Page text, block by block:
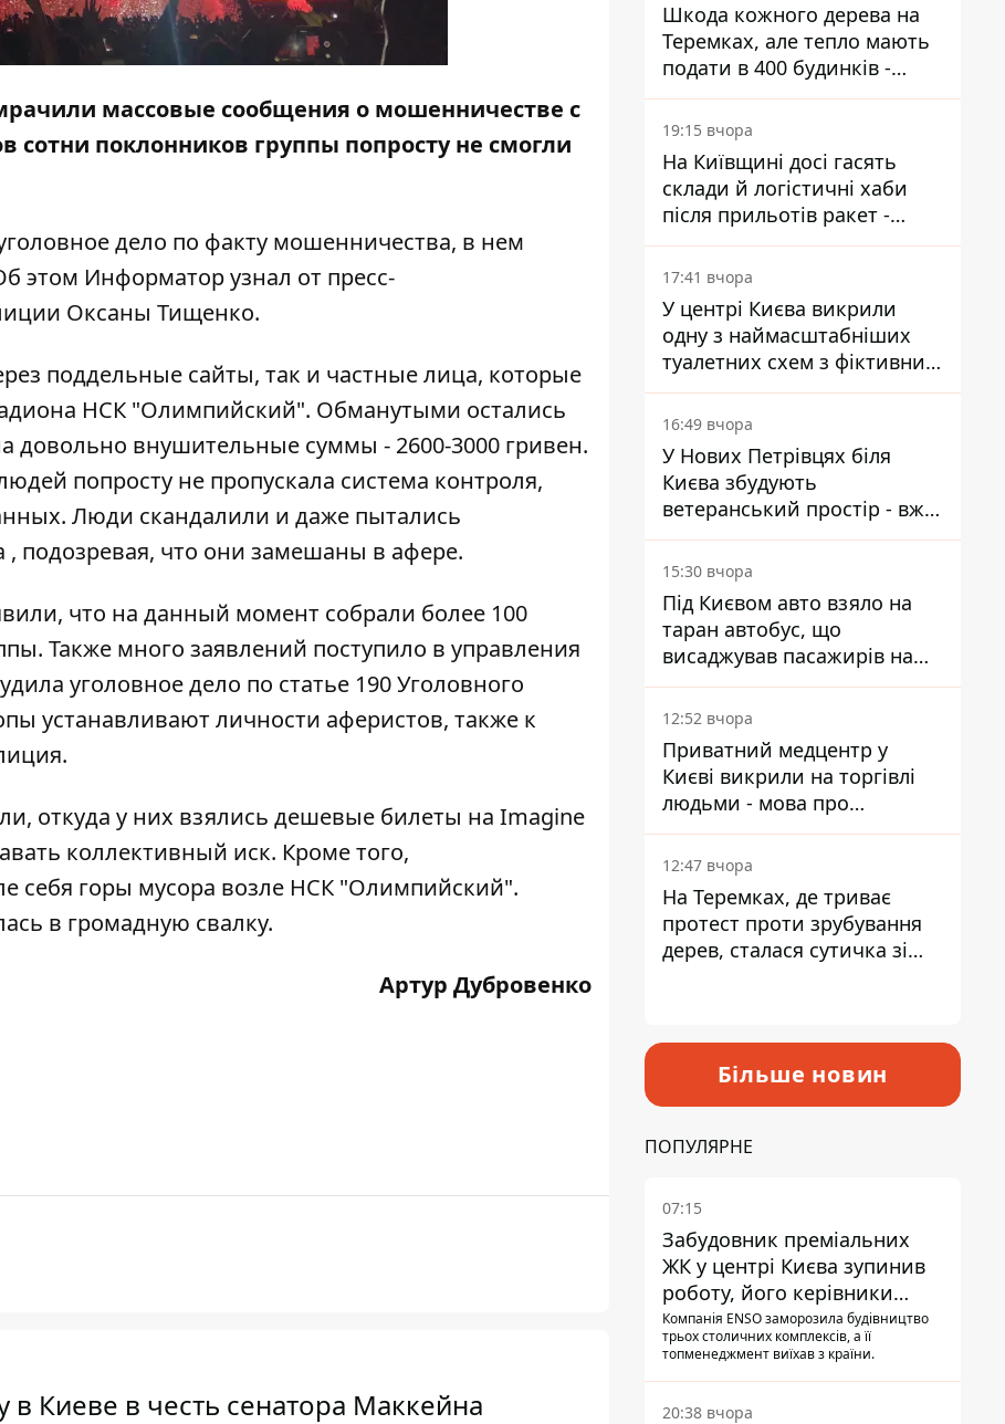
массовые сообщения о мошенничестве с
сотни поклонников группы попросту не смогли
дело по факту мошенничества, в нем
этом Информаторузнал от пресс-
Оксаны Тищенко.
поддельные сайты, так и частные лица, которые
НСК "Олимпийский". Обманутыми остались
довольно внушительные суммы - 2600-3000 гривен.
попросту не пропускала система контроля,
Люди скандалили и даже пытались
, подозревая, что они замешаны в афере.
что на данный момент собрали более 100
Также много заявлений поступило в управления
уголовное дело по статье 190 Уголовного
устанавливают личности аферистов, также к
откуда у них взялись дешевые билеты на Imagine
коллективный иск. Кроме того,
себя горы мусора возле НСК "Олимпийский".
в громадную свалку.
Артур Дубровенко
Киеве в честь сенатора Маккейна
Шкода кожного дерева на
Теремках, але тепло мають
подати в 400 будинків -
депутатка Київради
19:15 вчора
На Київщині досі гасять
склади й логістичні хаби
після прильотів ракет -
ДСНС
17:41 вчора
У центрі Києва викрили
одну з наймасштабніших
туалетних схем з фіктивним
будинком
16:49 вчора
У Нових Петрівцях біля
Києва збудують
ветеранський простір - вже
знайшли проєктанта
15:30 вчора
Під Києвом авто взяло на
таран автобус, що
висаджував пасажирів на
зупинці - пасажирка в
лікарні
12:52 вчора
Приватний медцентр у
Києві викрили на торгівлі
людьми - мова про
сурогатне материнство
12:47 вчора
На Теремках, де триває
протест проти зрубування
дерев, сталася сутичка зі
Більше новин
ПОПУЛЯРНЕ
07:15
Забудовник преміальних
ЖК у центрі Києва зупинив
роботу, його керівники
втекли з України - Bihus.info
Компанія ENSO заморозила будівництво
трьох столичних комплексів, а її
топменеджмент виїхав з країни.
20:38 вчора